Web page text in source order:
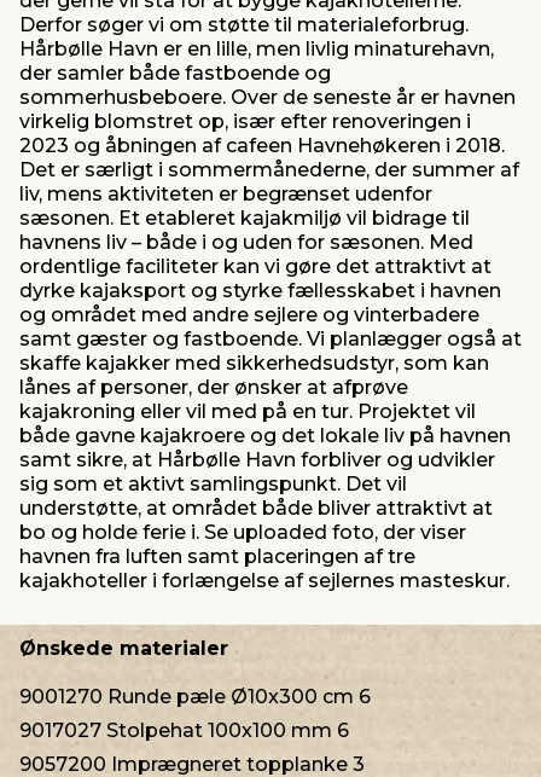
Derfor søger vi om støtte til materialeforbrug.
Hårbølle Havn er en lille, men livlig minaturehavn,
der samler både fastboende og
sommerhusbeboere. Over de seneste år er havnen
virkelig blomstret op, især efter renoveringen i
2023 og åbningen af cafeen Havnehøkeren i 2018.
Det er særligt i sommermånederne, der summer af
liv, mens aktiviteten er begrænset udenfor
sæsonen. Et etableret kajakmiljø vil bidrage til
havnens liv – både i og uden for sæsonen. Med
ordentlige faciliteter kan vi gøre det attraktivt at
dyrke kajaksport og styrke fællesskabet i havnen
og området med andre sejlere og vinterbadere
samt gæster og fastboende. Vi planlægger også at
skaffe kajakker med sikkerhedsudstyr, som kan
lånes af personer, der ønsker at afprøve
kajakroning eller vil med på en tur. Projektet vil
både gavne kajakroere og det lokale liv på havnen
samt sikre, at Hårbølle Havn forbliver og udvikler
sig som et aktivt samlingspunkt. Det vil
understøtte, at området både bliver attraktivt at
bo og holde ferie i. Se uploaded foto, der viser
havnen fra luften samt placeringen af tre
kajakhoteller i forlængelse af sejlernes masteskur.
Ønskede materialer
9001270 Runde pæle Ø10x300 cm 6
9017027 Stolpehat 100x100 mm 6
9057200 Imprægneret topplanke 3